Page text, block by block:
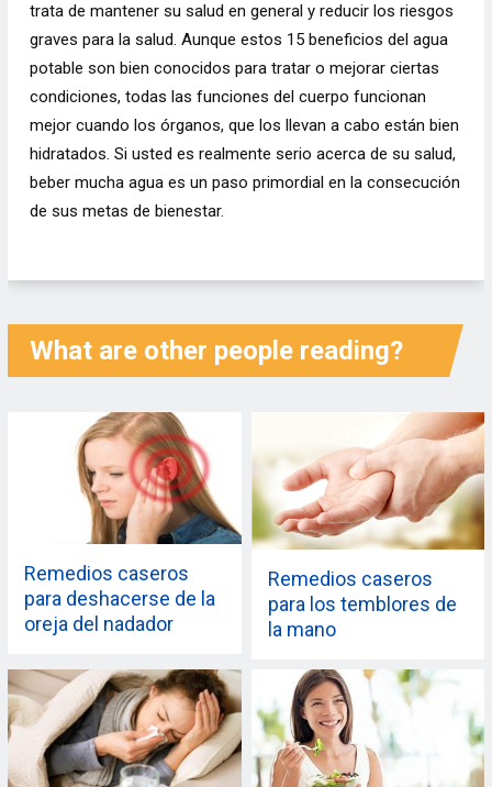
trata de mantener su salud en general y reducir los riesgos
graves para la salud. Aunque estos 15 beneficios del agua
potable son bien conocidos para tratar o mejorar ciertas
condiciones, todas las funciones del cuerpo funcionan
mejor cuando los órganos, que los llevan a cabo están bien
hidratados. Si usted es realmente serio acerca de su salud,
beber mucha agua es un paso primordial en la consecución
de sus metas de bienestar.
What are other people reading?
Remedios caseros
para deshacerse de la
oreja del nadador
Remedios caseros
para los temblores de
la mano